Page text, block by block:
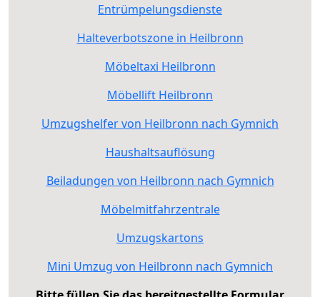
Entrümpelungsdienste
Halteverbotszone in Heilbronn
Möbeltaxi Heilbronn
Möbellift Heilbronn
Umzugshelfer von Heilbronn nach Gymnich
Haushaltsauflösung
Beiladungen von Heilbronn nach Gymnich
Möbelmitfahrzentrale
Umzugskartons
Mini Umzug von Heilbronn nach Gymnich